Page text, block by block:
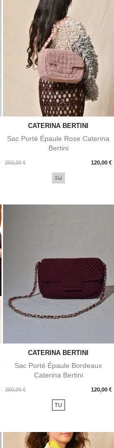
CATERINA BERTINI
Sac Porté Épaule Rose Caterina
Bertini
250,00 € 120,00 €
Prix
TU
CATERINA BERTINI
Sac Porté Épaule Bordeaux
Caterina Bertini
250,00 € 120,00 €
Prix
TU